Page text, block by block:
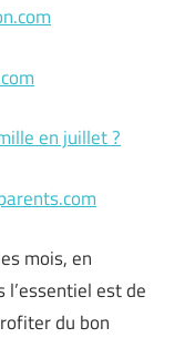
en juillet ?
mois, en
est de
du bon